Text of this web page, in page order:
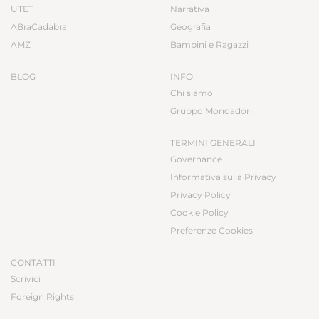
UTET
ABraCadabra
AMZ
BLOG
Narrativa
Geografia
Bambini e Ragazzi
INFO
Chi siamo
Gruppo Mondadori
TERMINI GENERALI
Governance
Informativa sulla Privacy
Privacy Policy
Cookie Policy
Preferenze Cookies
CONTATTI
Scrivici
Foreign Rights